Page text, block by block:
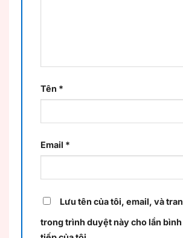
Tên *
Email *
Lưu tên của tôi, email, và
trong trình duyệt này cho lần bình